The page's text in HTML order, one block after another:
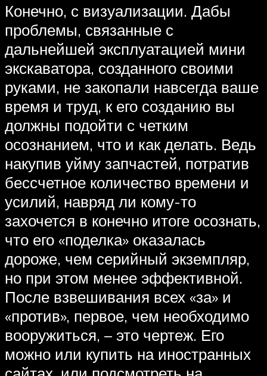
Конечно, с визуализации. Дабы
проблемы, связанные с
дальнейшей эксплуатацией мини
экскаватора, созданного своими
руками, не закопали навсегда ваше
время и труд, к его созданию вы
должны подойти с четким
осознанием, что и как делать. Ведь
накупив уйму запчастей, потратив
бессчетное количество времени и
усилий, навряд ли кому-то
захочется в конечно итоге осознать,
что его «поделка» оказалась
дороже, чем серийный экземпляр,
но при этом менее эффективной.
После взвешивания всех «за» и
«против», первое, чем необходимо
вооружиться, – это чертеж. Его
можно или купить на иностранных